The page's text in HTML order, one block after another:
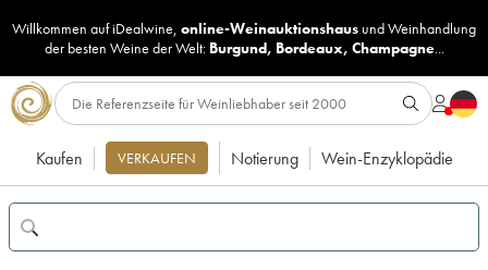
Willkommen auf iDealwine, online-Weinauktionshaus undWeinhandlung
der besten Weine der Welt: Burgund, Bordeaux, Champagne...
Kaufen VERKAUFEN Notierung Wein-Enzyklopädie